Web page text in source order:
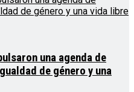
una agenda de
de género y una